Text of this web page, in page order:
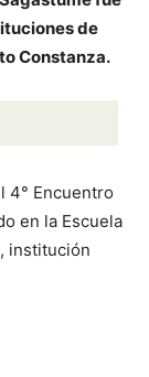
de
Constanza.
4° Encuentro
en la Escuela
institución